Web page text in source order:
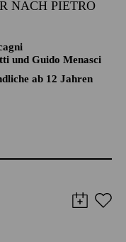
NACH PIETRO
und Guido Menasci
ab 12 Jahren